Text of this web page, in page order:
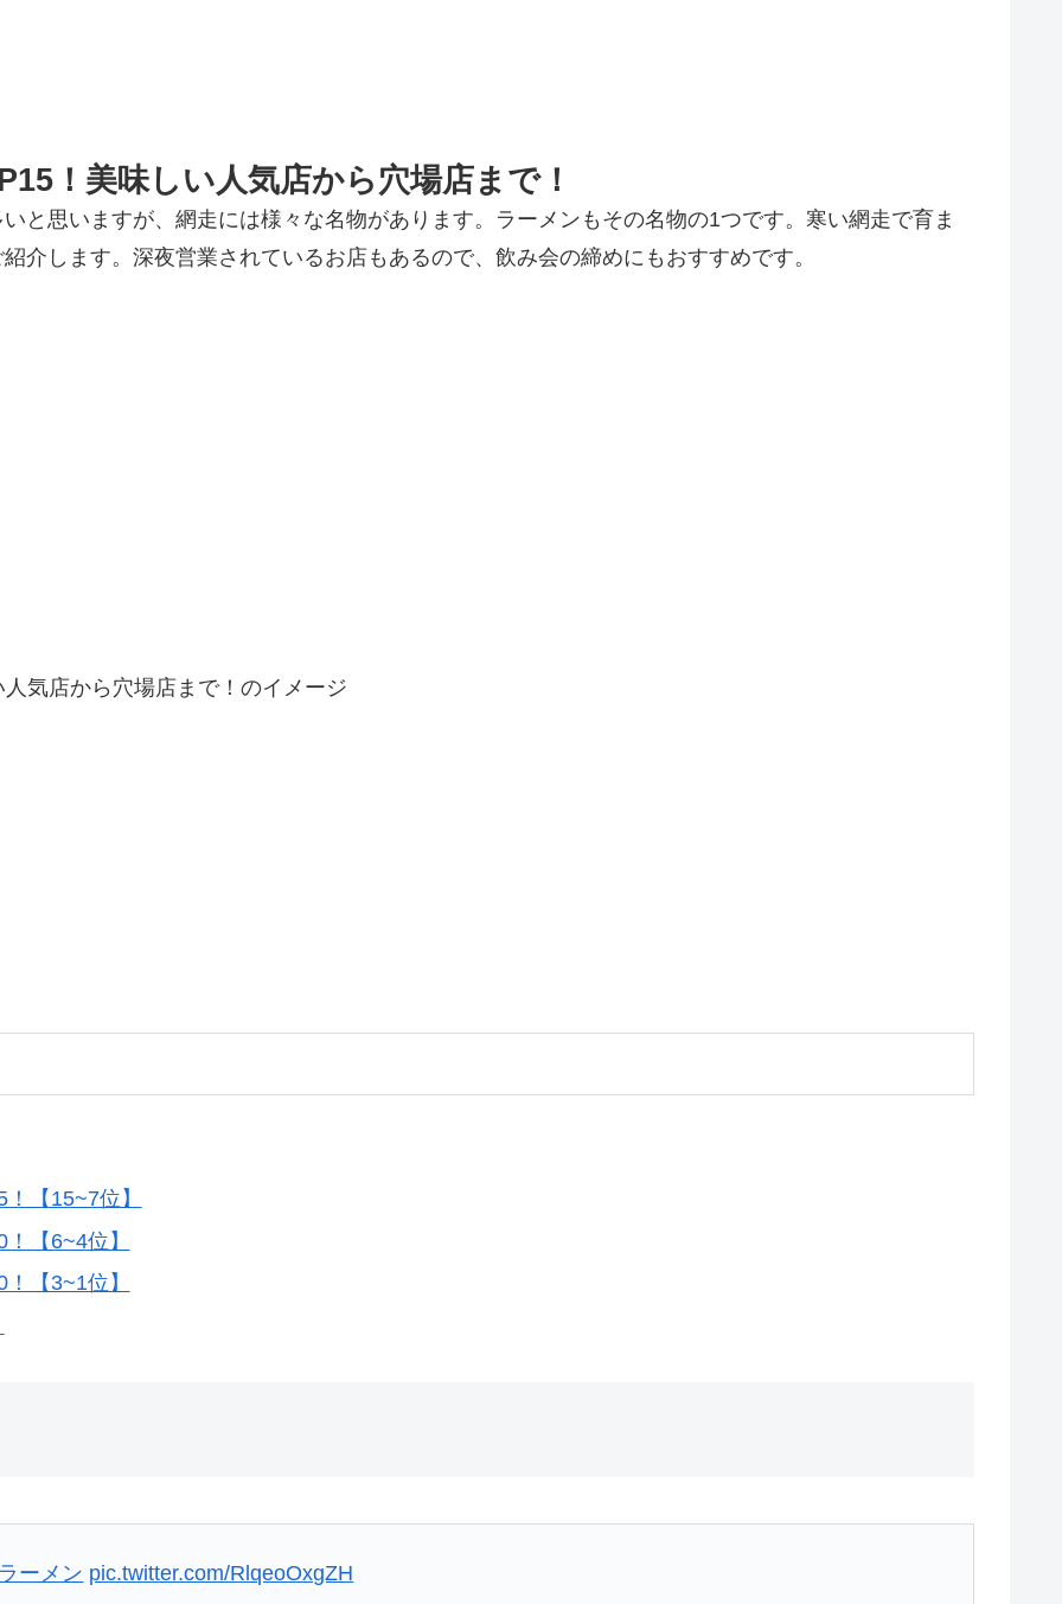
！美味しい人気店から穴場店まで！
と思いますが、網走には様々な名物があります。ラーメンもその名物の1つです。寒い網走で育ま
介します。深夜営業されているお店もあるので、飲み会の締めにもおすすめです。
【15~7位】
【6~4位】
【3~1位】
ーメン pic.twitter.com/RlqeoOxgZH